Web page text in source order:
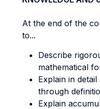
At the end of the
to...
Describe
mathematical
Explain in
through
Explain